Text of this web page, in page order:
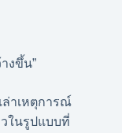
งขึ้น”
ล่าเหตุการณ์
ในรูปแบบที่